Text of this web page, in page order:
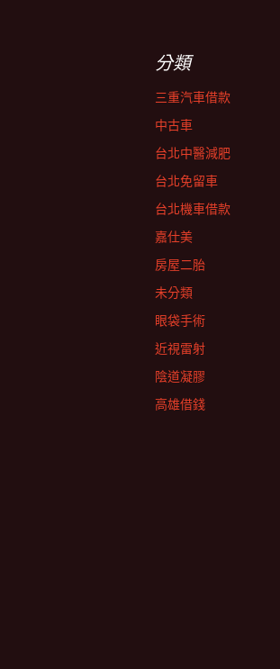
分類
三重汽車借款
中古車
台北中醫減肥
台北免留車
台北機車借款
嘉仕美
房屋二胎
未分類
眼袋手術
近視雷射
陰道凝膠
高雄借錢